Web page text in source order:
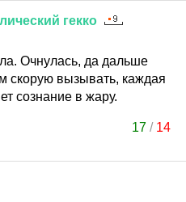
гекко
Очнулась, да дальше
скорую вызывать, каждая
сознание в жару.
17/ 14